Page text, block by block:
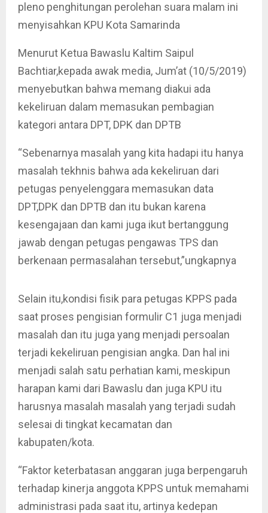
pleno penghitungan perolehan suara malam ini
menyisahkan KPU Kota Samarinda
Menurut Ketua Bawaslu Kaltim Saipul
Bachtiar,kepada awak media, Jum’at (10/5/2019)
menyebutkan bahwa memang diakui ada
kekeliruan dalam memasukan pembagian
kategori antara DPT, DPK dan DPTB
“Sebenarnya masalah yang kita hadapi itu hanya
masalah tekhnis bahwa ada kekeliruan dari
petugas penyelenggara memasukan data
DPT,DPK dan DPTB dan itu bukan karena
kesengajaan dan kami juga ikut bertanggung
jawab dengan petugas pengawas TPS dan
berkenaan permasalahan tersebut,”ungkapnya
Selain itu,kondisi fisik para petugas KPPS pada
saat proses pengisian formulir C1 juga menjadi
masalah dan itu juga yang menjadi persoalan
terjadi kekeliruan pengisian angka. Dan hal ini
menjadi salah satu perhatian kami, meskipun
harapan kami dari Bawaslu dan juga KPU itu
harusnya masalah masalah yang terjadi sudah
selesai di tingkat kecamatan dan
kabupaten/kota.
“Faktor keterbatasan anggaran juga berpengaruh
terhadap kinerja anggota KPPS untuk memahami
administrasi pada saat itu, artinya kedepan